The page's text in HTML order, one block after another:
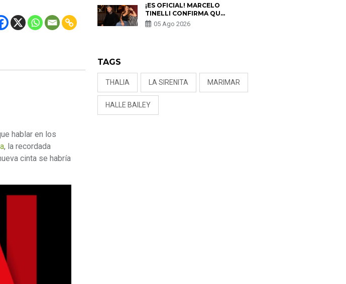
hablar en los
, la recordada
cinta se habría
PREOCUPACIÓN
¡ES OFICIAL! MARCELO
TINELLI CONFIRMA QUE
REGRESÓ CON MILETT
FIGUEROA: “EL AMOR
05 Ago 2026
TAGS
THALIA LA SIRENITA MARIMAR
HALLE BAILEY